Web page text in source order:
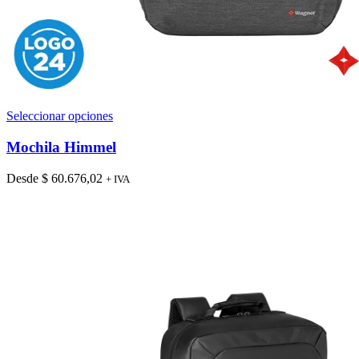
Seleccionar opcionesEste
tiene
múltiples
variantes.
Las
Mochila Himmel
Desde $ 60.676,02 + IVA